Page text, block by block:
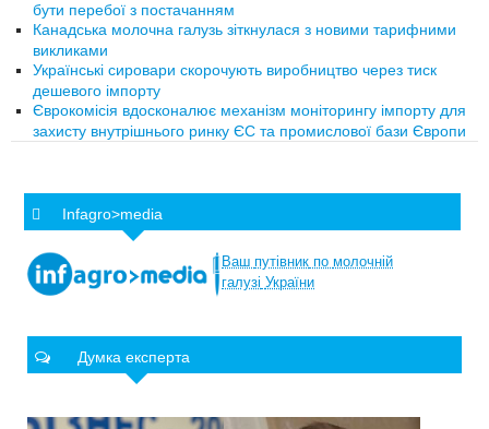
бути перебої з постачанням
Канадська молочна галузь зіткнулася з новими тарифними
викликами
Українські сировари скорочують виробництво через тиск
дешевого імпорту
Єврокомісія вдосконалює механізм моніторингу імпорту для
захисту внутрішнього ринку ЄС та промислової бази Європи
Infagro>media
Ваш путівник по молочній
галузі України
Думка експерта